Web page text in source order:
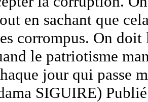
en sachant que
corrompus. On
le patriotisme
jour qui passe
SIGUIRE)